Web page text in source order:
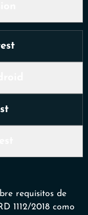
requisitos de
1112/2018 como